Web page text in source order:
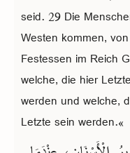
seid. 29 Die
Westen kommen,
Festessen im Reich
welche, die hier
werden und welche,
Letzte sein werden.«